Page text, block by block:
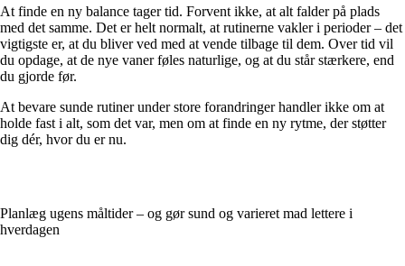
At finde en ny balance tager tid. Forvent ikke, at alt falder på plads
med det samme. Det er helt normalt, at rutinerne vakler i perioder – det
vigtigste er, at du bliver ved med at vende tilbage til dem. Over tid vil
du opdage, at de nye vaner føles naturlige, og at du står stærkere, end
du gjorde før.
At bevare sunde rutiner under store forandringer handler ikke om at
holde fast i alt, som det var, men om at finde en ny rytme, der støtter
dig dér, hvor du er nu.
Planlæg ugens måltider – og gør sund og varieret mad lettere i
hverdagen